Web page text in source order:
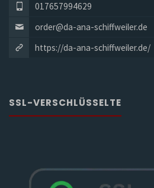
017657994629
order@da-ana-schiffweiler.de
https://da-ana-schiffweiler.de/
SSL-VERSCHLÜSSELTE